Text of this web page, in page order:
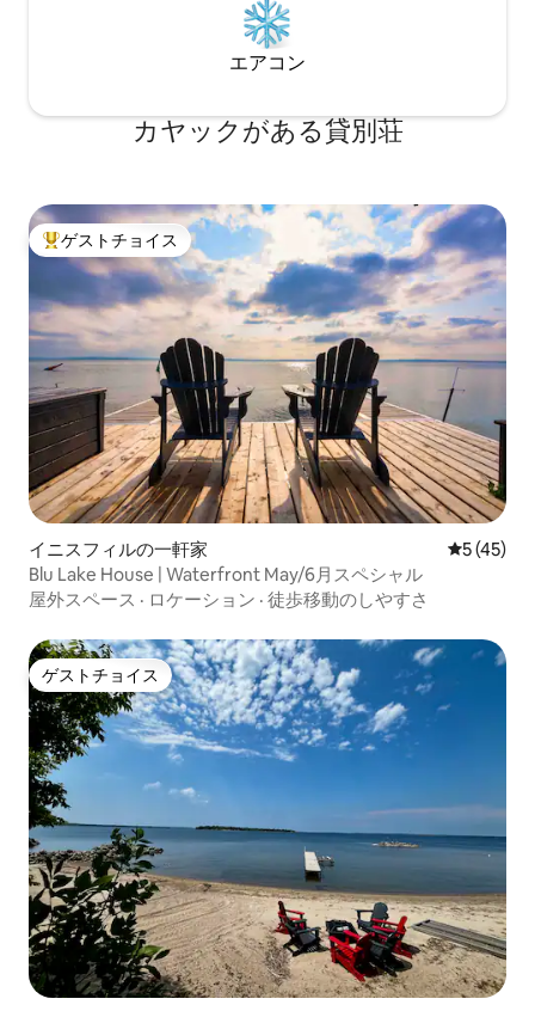
エアコン
カヤックがある貸別荘
大好評のゲストチョイスです。
ゲストチョイス
イニスフィルの一軒家 レビュー
5 (45)
Blu Lake House | Waterfront May/6月スペシャル
屋外スペース · ロケーション · 徒歩移動のしやすさ
ゲストチョイス
ゲストチョイス